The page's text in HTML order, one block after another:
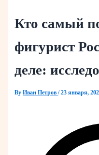
Кто самый
фигурист
деле:
ByИван Петров/23 января,